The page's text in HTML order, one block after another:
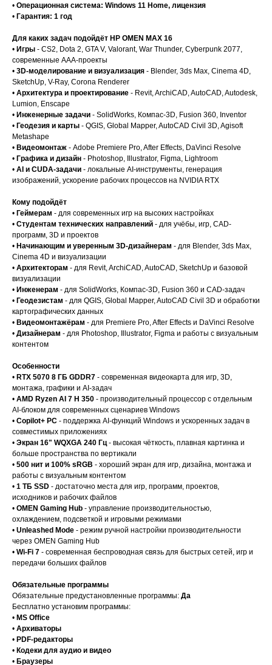
• Операционная система: Windows 11 Home, лицензия
• Гарантия: 1 год
Для каких задач подойдёт HP OMEN MAX 16
• Игры - CS2, Dota 2, GTA V, Valorant, War Thunder, Cyberpunk 2077,
современные AAA-проекты
• 3D-моделирование и визуализация - Blender, 3ds Max, Cinema 4D,
SketchUp, V-Ray, Corona Renderer
• Архитектура и проектирование - Revit, ArchiCAD, AutoCAD, Autodesk,
Lumion, Enscape
• Инженерные задачи - SolidWorks, Компас-3D, Fusion 360, Inventor
• Геодезия и карты - QGIS, Global Mapper, AutoCAD Civil 3D, Agisoft
Metashape
• Видеомонтаж - Adobe Premiere Pro, After Effects, DaVinci Resolve
• Графика и дизайн - Photoshop, Illustrator, Figma, Lightroom
• AI и CUDA-задачи - локальные AI-инструменты, генерация
изображений, ускорение рабочих процессов на NVIDIA RTX
Кому подойдёт
• Геймерам - для современных игр на высоких настройках
• Студентам технических направлений - для учёбы, игр, CAD-
программ, 3D и проектов
• Начинающим и уверенным 3D-дизайнерам - для Blender, 3ds Max,
Cinema 4D и визуализации
• Архитекторам - для Revit, ArchiCAD, AutoCAD, SketchUp и базовой
визуализации
• Инженерам - для SolidWorks, Компас-3D, Fusion 360 и CAD-задач
• Геодезистам - для QGIS, Global Mapper, AutoCAD Civil 3D и обработки
картографических данных
• Видеомонтажёрам - для Premiere Pro, After Effects и DaVinci Resolve
• Дизайнерам - для Photoshop, Illustrator, Figma и работы с визуальным
контентом
Особенности
• RTX 5070 8 ГБ GDDR7 - современная видеокарта для игр, 3D,
монтажа, графики и AI-задач
• AMD Ryzen AI 7 H 350 - производительный процессор с отдельным
AI-блоком для современных сценариев Windows
• Copilot+ PC - поддержка AI-функций Windows и ускоренных задач в
совместимых приложениях
• Экран 16" WQXGA 240 Гц- высокая чёткость, плавная картинка и
больше пространства по вертикали
• 500 нит и 100% sRGB - хороший экран для игр, дизайна, монтажа и
работы с визуальным контентом
• 1 ТБ SSD - достаточно места для игр, программ, проектов,
исходников и рабочих файлов
• OMEN Gaming Hub - управление производительностью,
охлаждением, подсветкой и игровыми режимами
• Unleashed Mode - режим ручной настройки производительности
через OMEN Gaming Hub
• Wi-Fi 7 - современная беспроводная связь для быстрых сетей, игр и
передачи больших файлов
Обязательные программы
Обязательные предустановленные программы: Да
Бесплатно установим программы:
• MS Office
• Архиваторы
• PDF-редакторы
• Кодеки для аудио и видео
• Браузеры